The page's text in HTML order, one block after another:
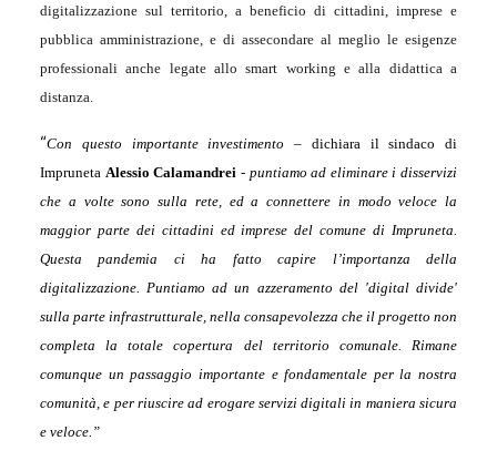
digitalizzazione sul territorio, a beneficio di cittadini, imprese e
pubblica amministrazione, e di assecondare al meglio le esigenze
professionali anche legate allo smart working e alla didattica a
distanza.
“Con questo importante investimento – dichiara il sindaco di
Impruneta Alessio Calamandrei - puntiamo ad eliminare i disservizi
che a volte sono sulla rete, ed a connettere in modo veloce la
maggior parte dei cittadini ed imprese del comune di Impruneta.
Questa pandemia ci ha fatto capire l’importanza della
digitalizzazione. Puntiamo ad un azzeramento del 'digital divide'
sulla parte infrastrutturale, nella consapevolezza che il progetto non
completa la totale copertura del territorio comunale. Rimane
comunque un passaggio importante efondamentale per la nostra
comunità, e per riuscire ad erogare servizi digitali in maniera sicura
e veloce.”